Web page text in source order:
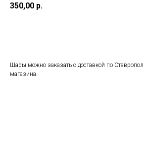
350,00 р.
Шары можно заказать с доставкой по
магазина.